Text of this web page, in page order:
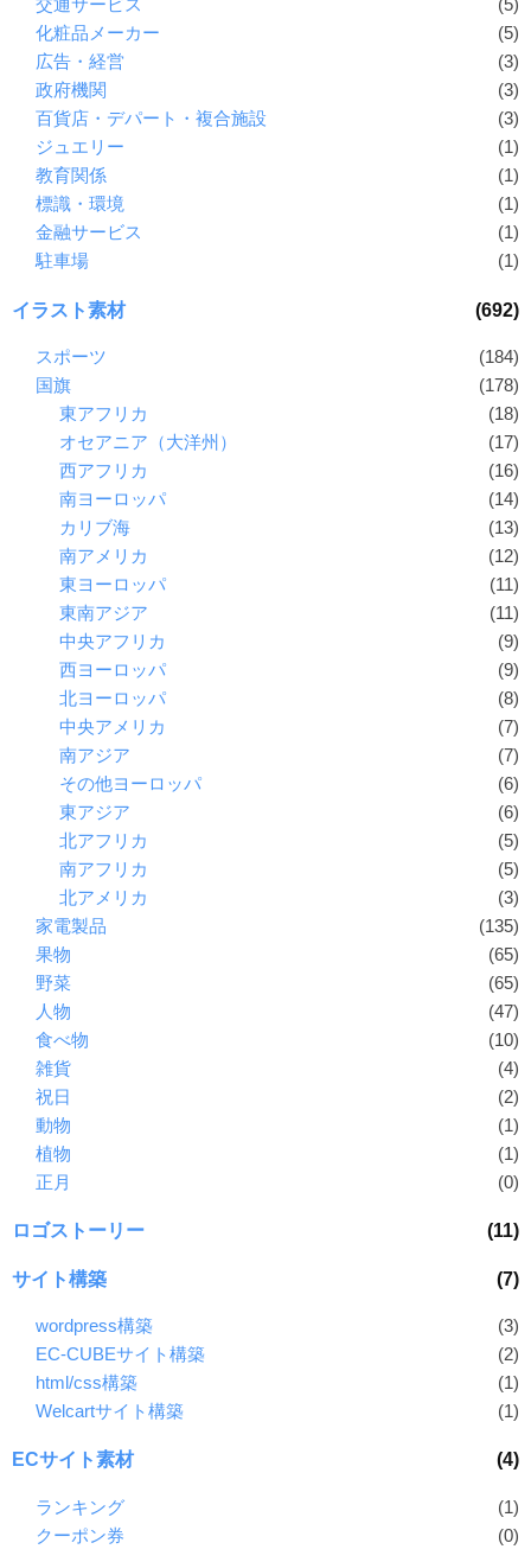
交通サービス
(5)
化粧品メーカー
(5)
広告・経営
(3)
政府機関
(3)
百貨店・デパート・複合施設
(3)
ジュエリー
(1)
教育関係
(1)
標識・環境
(1)
金融サービス
(1)
駐車場
(1)
イラスト素材 (692)
スポーツ
(184)
国旗
(178)
東アフリカ
(18)
オセアニア（大洋州）
(17)
西アフリカ
(16)
南ヨーロッパ
(14)
カリブ海
(13)
南アメリカ
(12)
東ヨーロッパ
(11)
東南アジア
(11)
中央アフリカ
(9)
西ヨーロッパ
(9)
北ヨーロッパ
(8)
中央アメリカ
(7)
南アジア
(7)
その他ヨーロッパ
(6)
東アジア
(6)
北アフリカ
(5)
南アフリカ
(5)
北アメリカ
(3)
家電製品
(135)
果物
(65)
野菜
(65)
人物
(47)
食べ物
(10)
雑貨
(4)
祝日
(2)
動物
(1)
植物
(1)
正月
(0)
ロゴストーリー (11)
サイト構築 (7)
wordpress構築
(3)
EC-CUBEサイト構築
(2)
html/css構築
(1)
Welcartサイト構築
(1)
ECサイト素材 (4)
ランキング
(1)
クーポン券
(0)